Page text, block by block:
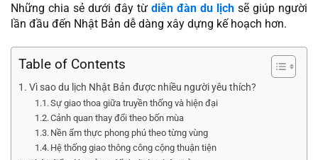
Những chia sẻ dưới đây từ diễn đàn du lịch sẽ giúp người
lần đầu đến Nhật Bản dễ dàng xây dựng kế hoạch hơn.
Table of Contents
Vì sao du lịch Nhật Bản được nhiều người yêu thích?
Sự giao thoa giữa truyền thống và hiện đại
Cảnh quan thay đổi theo bốn mùa
Nền ẩm thực phong phú theo từng vùng
Hệ thống giao thông công cộng thuận tiện